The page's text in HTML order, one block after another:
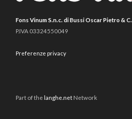
Fons Vinum S.n.c. di Bussi Oscar Pietro & C.
P.IVA 03324550049
Preferenze privacy
Part of the langhe.net Network